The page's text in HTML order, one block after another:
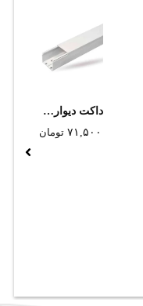
داکت ديواري دانوب 40*50
۷۱,۵۰۰ تومان